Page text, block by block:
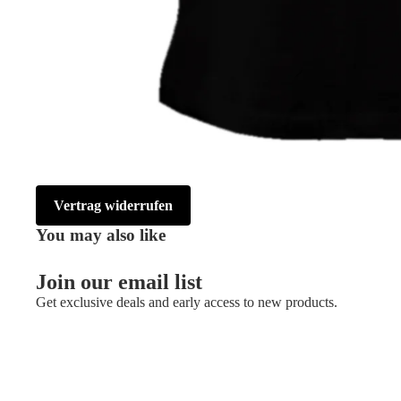
Vertrag widerrufen
You may also like
Join our email list
Get exclusive deals and early access to new products.